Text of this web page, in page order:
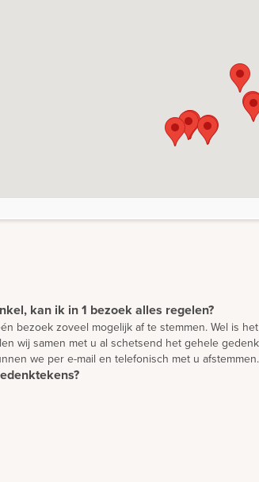
kan ik in 1 bezoek alles regelen?
bezoek zoveel mogelijk af te stemmen. Wel is
wij samen met u al schetsend het gehele
we per e-mail en telefonisch met u afstemmen.
showrooms bekijken. U vindt er een grote
Tilburg, Wezep en Rotterdam kunt u
en als u vragen heeft, kunt u deze
plaatsen we monumenten in overleg ook in
kwaliteitseisen. Zij brengen vrijwel iedere week
We bieden u de mogelijkheid om vanuit uw